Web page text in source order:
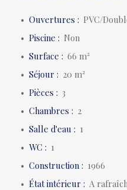
Ouvertures : PVC/
Piscine : Non
Surface : 66m²
Séjour : 20m²
Pièces : 3
Chambres : 2
Salle d'eau : 1
WC : 1
Construction : 1966
État intérieur : A